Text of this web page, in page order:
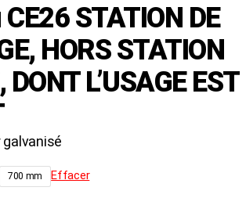
STATION DE
HORS STATION
DONT L’USAGE EST
galvanisé
700 mm Effacer